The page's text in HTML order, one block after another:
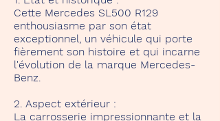
Cette Mercedes SL500 R129
enthousiasme par son état
exceptionnel, un véhicule qui porte
fièrement son histoire et qui incarne
l'évolution de la marque Mercedes-
Benz.
2. Aspect extérieur :
La carrosserie impressionnante et la